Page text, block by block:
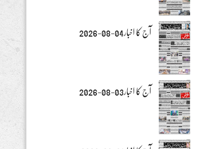
آج کا اخبار04-08-2026
آج کا اخبار03-08-2026